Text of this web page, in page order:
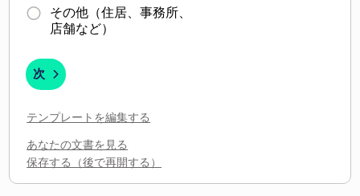
アカウント
その他（住居、事務所、
店舗など）
次
テンプレートを編集する
あなたの文書を見る